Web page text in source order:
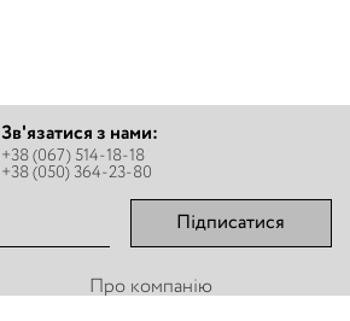
Зв'язатися з нами:
+38 (067) 514-18-18
+38 (050) 364-23-80
Підписатися
Про компанію